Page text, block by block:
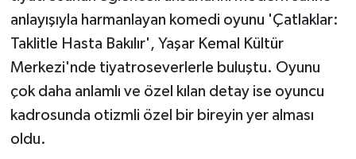
anlayışıyla harmanlayan komedi oyunu 'Çatlaklar:
Taklitle Hasta Bakılır', Yaşar Kemal Kültür
Merkezi'nde tiyatroseverlerle buluştu. Oyunu
çok daha anlamlı ve özel kılan detay ise oyuncu
kadrosunda otizmli özel bir bireyin yer alması
oldu.